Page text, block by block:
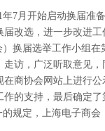
7月开始启动换届准
改选，进一步改进
换届选举工作小组
走访，广泛听取意见
商协会网站上进行
的支持，最后确定
规定，上海电子商